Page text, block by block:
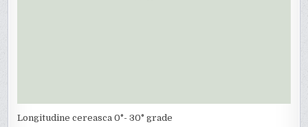
Longitudine cereasca 0°- 30° grade